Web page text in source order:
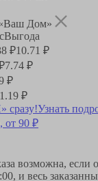
Дом»
Выгода
₽10.71 ₽
7.74 ₽
₽
1.19 ₽
сразу!Узнать
от 90 ₽
возможна, если
, и весь